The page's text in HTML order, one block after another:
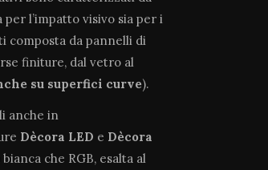
per l’impatto visivo sia per i
composta da pannelli di
finiture, dal vetro al
su superfici curve).
anche in
Dècora LED e Dècora
che RGB, esalta al